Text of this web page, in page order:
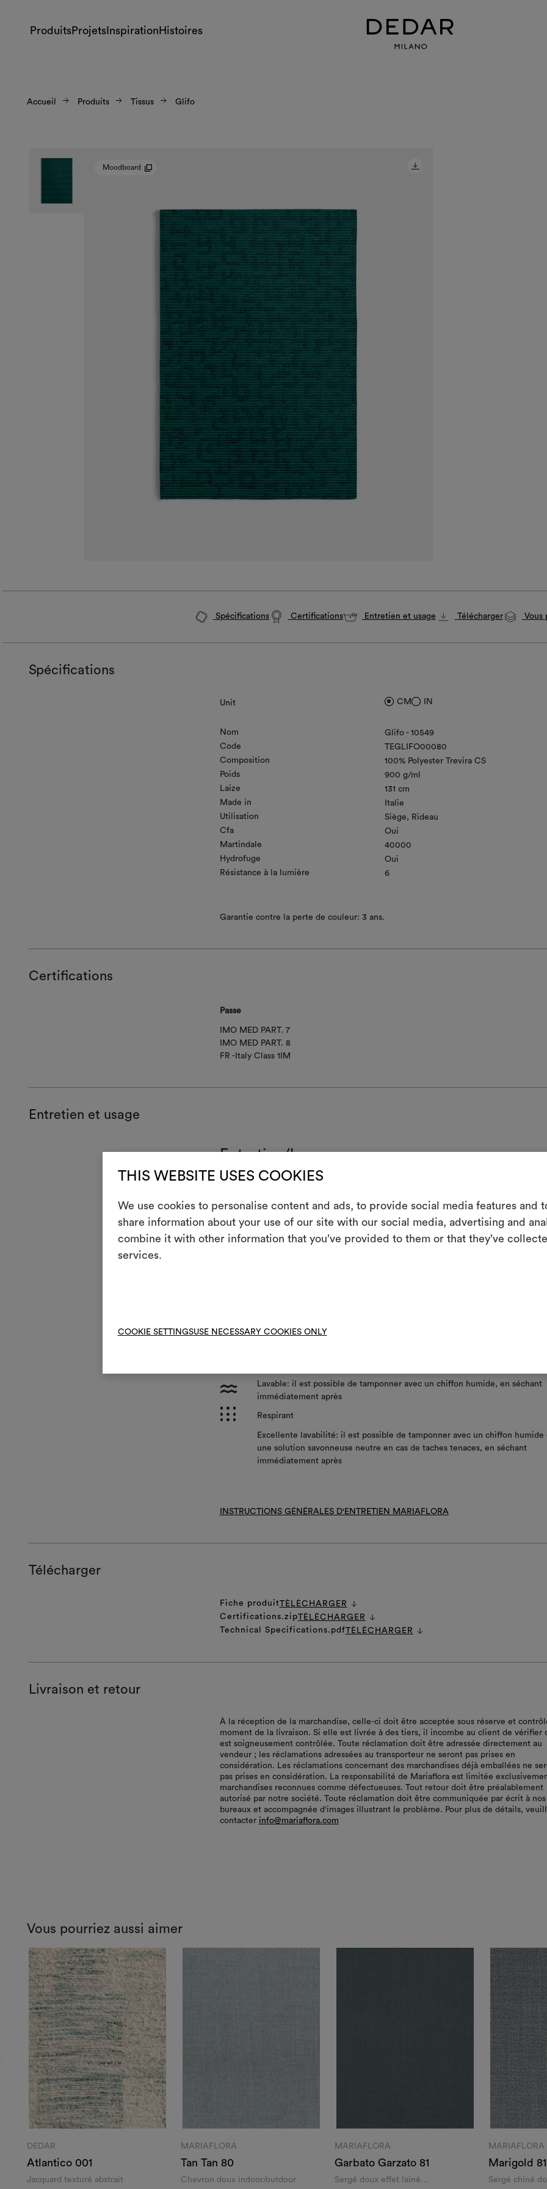
THIS WEBSITE USES COOKIES
We use cookies to personalise content and ads, to provide social media features and
share information about your use of our site with our social media, advertising and
combine it with other information that you’ve provided to them or that they’ve
services.
COOKIE SETTINGSUSE NECESSARY COOKIES ONLY
ProduitsProjets Inspiration Histoires
Accueil Produits Tissus Glifo
Moodboard
Spécifications Certifications Entretien et usage Télécharger Vous
Spécifications
Unit CM IN
Nom
Glifo - 10549
Code
TEGLIFO00080
Composition
100% Polyester Trevira CS
Poids
900 g/ml
Laize
131 cm
Made in
Italie
Utilisation
Siège
Rideau
Cfa
Oui
Martindale
40000
Hydrofuge
Oui
Résistance à la lumière
6
Garantie contre la perte de couleur: 3 ans.
Certifications
Passe
IMO MED PART. 7
IMO MED PART. 8
FR -Italy Class 1IM
Entretien et usage
Entretien/lavage
H
3
Laver à la machine à moins de 30°C avec traitement délicat : 1/2 charge,
essorage rapide et à faible vitesse.
V Ne pas essorer
? Traitement anti-tâches
l
Lavable: il est possible de tamponner avec un chiffon humide, en séchant
immédiatement après
p Respirant
Excellente lavabilité: il est possible de tamponner avec un chiffon humide
une solution savonneuse neutre en cas de taches tenaces, en séchant
immédiatement après
INSTRUCTIONS GÉNÉRALES D'ENTRETIEN MARIAFLORA
Télécharger
Fiche produitTÈLÈCHARGER
Certifications.zipTÈLÈCHARGER
Technical Specifications.pdfTÈLÈCHARGER
Livraison et retour
À la réception de la marchandise, celle-ci doit être acceptée sous réserve et
moment de la livraison. Si elle est livrée à des tiers, il incombe au client de vérifier
est soigneusement contrôlée. Toute réclamation doit être adressée directement au
vendeur ; les réclamations adressées au transporteur ne seront pas prises en
considération. Les réclamations concernant des marchandises déjà emballées ne
pas prises en considération. La responsabilité de Mariaflora est limitée
marchandises reconnues comme défectueuses. Tout retour doit être préalablement
autorisé par notre société. Toute réclamation doit être communiquée par écrit à nos
bureaux et accompagnée d'images illustrant le problème. Pour plus de détails,
contacter info@mariaflora.com
Vous pourriez aussi aimer
DEDAR
Atlantico 001
Jacquard texturé abstrait
MARIAFLORA
Tan Tan 80
Chevron doux indoor/outdoor
MARIAFLORA
Garbato Garzato 81
Sergé doux effet lainé
MARIAFLORA
Marigold 81
Sergé chiné
Un instrument